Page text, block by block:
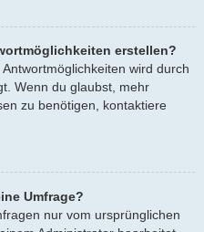
erstellen?
wird durch
Wenn du glaubst, mehr
zu benötigen, kontaktiere
Umfrage?
nur vom ursprünglichen